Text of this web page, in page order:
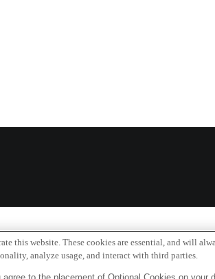
this website. These cookies are essential, and will
analyze usage, and interact with third parties.